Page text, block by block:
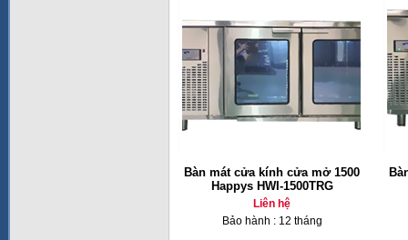
Bàn mát cửa kính cửa mở 1500
Happys HWI-1500TRG
Liên hệ
Bảo hành : 12 tháng